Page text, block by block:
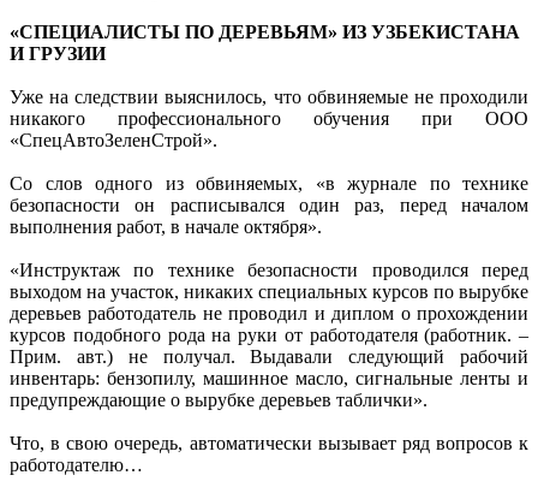
«СПЕЦИАЛИСТЫ ПО ДЕРЕВЬЯМ» ИЗ УЗБЕКИСТАНА
И ГРУЗИИ
Уже на следствии выяснилось, что обвиняемые не проходили
никакого профессионального обучения при ООО
«СпецАвтоЗеленСтрой».
Со слов одного из обвиняемых, «в журнале по технике
безопасности он расписывался один раз, перед началом
выполнения работ, в начале октября».
«Инструктаж по технике безопасности проводился перед
выходом на участок, никаких специальных курсов по вырубке
деревьев работодатель не проводил и диплом о прохождении
курсов подобного рода на руки от работодателя (работник. –
Прим. авт.) не получал. Выдавали следующий рабочий
инвентарь: бензопилу, машинное масло, сигнальные ленты и
предупреждающие о вырубке деревьев таблички».
Что, в свою очередь, автоматически вызывает ряд вопросов к
работодателю…